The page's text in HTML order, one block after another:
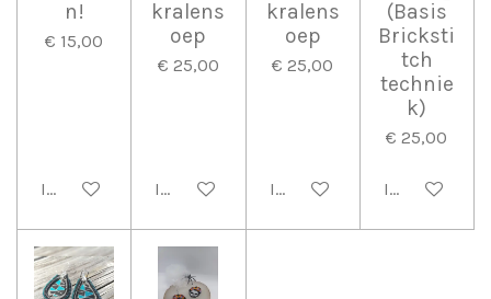
n!
€ 15,00
In winkelwagen
kralens
oep
€ 25,00
In winkelwagen
kralens
oep
€ 25,00
In winkelwagen
(Basis
Bricksti
tch
technie
k)
€ 25,00
In